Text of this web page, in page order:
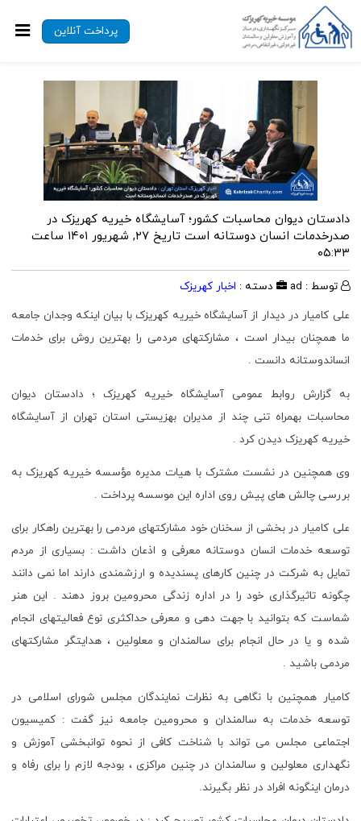
پرداخت آنلاین
دادستان دیوان محاسبات کشور؛ آسایشگاه خیریه کهریزک در
صدرخدمات انسان دوستانه است
تاریخ ۲۷, شهریور ۱۴۰۱ ساعت
۰۵:۳۳
توسط : ad دسته : اخبار کهریزک
علی کامیار در دیدار از آسایشگاه خیریه کهریزک با بیان اینکه وجدان جامعه
ما همچنان بیدار است ، مشارکتهای مردمی را بهترین روش برای خدمات
انساندوستانه دانست .
به گزارش روابط عمومی آسایشگاه خیریه کهریزک ؛ دادستان دیوان
محاسبات بهمراه تنی چند از مدیران بهزیستی استان تهران از آسایشگاه
خیریه کهریزک دیدن کرد .
وی همچنین در نشست مشترک با هیات مدیره مؤسسه خیریه کهریزک به
بررسی چالش های پیش روی اداره این موسسه پرداخت .
علی کامیار در بخشی از سخنان خود مشارکتهای مردمی را بهترین راهکار برای
توسعه خدمات انسان دوستانه معرفی و اذعان داشت : بسیاری از مردم
تمایل به شرکت در چنین کارهای پسندیده و ارزشمندی دارند اما نمی دانند
چگونه تاثیرگذاری خود را در اداره زندگی محرومین بروز دهند . این هنر
شماست که بتوانید با جهت دهی و معرفی حداکثری نوع فعالیتهای انجام
شده و یا در حال انجام برای سالمندان و معلولین ، هدایتگر مشارکتهای
مردمی باشید .
کامیار همچنین با نگاهی به نظرات نمایندگان مجلس شورای اسلامی در
توسعه خدمات به سالمندان و محرومین جامعه نیز گفت : کمیسیون
اجتماعی مجلس می تواند با شناخت کافی از نحوه توانبخشی آموزش و
نگهداری معلولین و سالمندان در چنین مراکزی ، بودجه لازم را برای رفاه و
درمان اینگونه افراد در نظر بگیرند.